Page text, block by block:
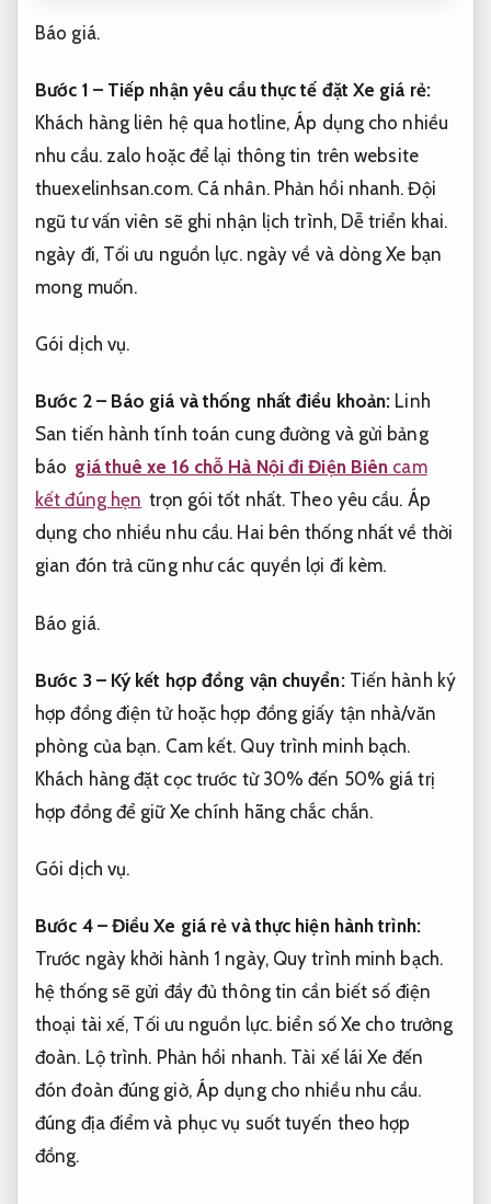
Báo giá.
Bước 1 – Tiếp nhận yêu cầu thực tế đặt Xe giá rẻ:
Khách hàng liên hệ qua hotline,Áp dụng cho nhiều
nhu cầu.zalo hoặc để lại thông tin trên website
thuexelinhsan.com. Cá nhân. Phản hồi nhanh. Đội
ngũ tư vấn viên sẽ ghi nhận lịch trình, Dễ triển khai.
ngày đi, Tối ưu nguồn lực.ngày về và dòng Xe bạn
mong muốn.
Gói dịch vụ.
Bước 2 – Báo giá và thống nhất điều khoản: Linh
San tiến hành tính toán cung đường và gửi bảng
báo giá thuê xe 16 chỗ Hà Nội đi Điện Biên cam
kết đúng hẹn trọn gói tốt nhất. Theo yêu cầu. Áp
dụng cho nhiều nhu cầu. Hai bên thống nhất về thời
gian đón trả cũng như các quyền lợi đi kèm.
Báo giá.
Bước 3 – Ký kết hợp đồng vận chuyển:Tiến hành ký
hợp đồng điện tử hoặc hợp đồng giấy tận nhà/văn
phòng của bạn. Cam kết. Quy trình minh bạch.
Khách hàng đặt cọc trước từ 30% đến 50% giá trị
hợp đồng để giữ Xe chính hãng chắc chắn.
Gói dịch vụ.
Bước 4 – Điều Xe giá rẻ và thực hiện hành trình:
Trước ngày khởi hành 1 ngày, Quy trình minh bạch.
hệ thống sẽ gửi đầy đủ thông tin cần biết số điện
thoại tài xế, Tối ưu nguồn lực. biển số Xe cho trưởng
đoàn. Lộ trình. Phản hồi nhanh. Tài xế lái Xe đến
đón đoàn đúng giờ, Áp dụng cho nhiều nhu cầu.
đúng địa điểm và phục vụ suốt tuyến theo hợp
đồng.